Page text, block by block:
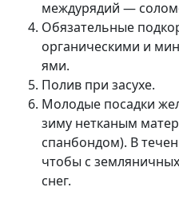
междурядий —
Обязательные
органическими и
ями.
Полив при засухе.
Моло­дые посадки
зиму нетканым
спанбондом). В
чтобы с
снег.